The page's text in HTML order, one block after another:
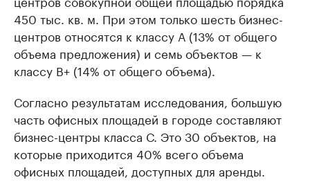
450 тыс. кв. м. При этом только шесть бизнес-
центров относятся к классу А (13% от общего
объема предложения) и семь объектов — к
классу В+ (14% от общего объема).
Согласно результатам исследования, большую
часть офисных площадей в городе составляют
бизнес-центры класса С. Это 30 объектов, на
которые приходится 40% всего объема
офисных площадей, доступных для аренды.